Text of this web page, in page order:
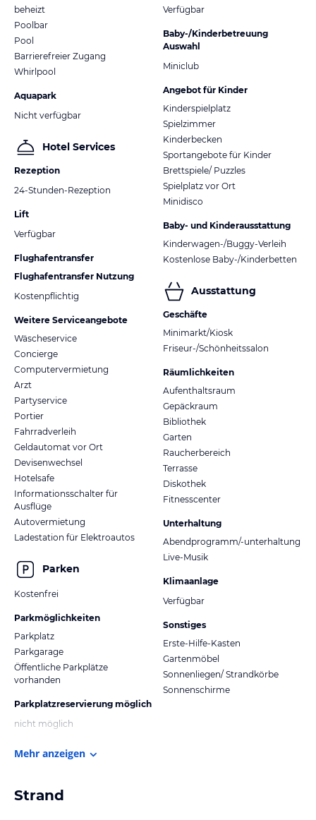
beheizt
Poolbar
Pool
Barrierefreier Zugang
Whirlpool
Aquapark
Nicht verfügbar
Hotel Services
Rezeption
24-Stunden-Rezeption
Lift
Verfügbar
Flughafentransfer
Flughafentransfer Nutzung
Kostenpflichtig
Weitere Serviceangebote
Wäscheservice
Concierge
Computervermietung
Arzt
Partyservice
Portier
Fahrradverleih
Geldautomat vor Ort
Devisenwechsel
Hotelsafe
Informationsschalter für
Ausflüge
Autovermietung
Ladestation für Elektroautos
Parken
Kostenfrei
Parkmöglichkeiten
Parkplatz
Parkgarage
Öffentliche Parkplätze
vorhanden
Parkplatzreservierung möglich
nicht möglich
Verfügbar
Baby-/Kinderbetreuung
Auswahl
Miniclub
Angebot für Kinder
Kinderspielplatz
Spielzimmer
Kinderbecken
Sportangebote für Kinder
Brettspiele/ Puzzles
Spielplatz vor Ort
Minidisco
Baby- und Kinderausstattung
Kinderwagen-/Buggy-Verleih
Kostenlose Baby-/Kinderbetten
Ausstattung
Geschäfte
Minimarkt/Kiosk
Friseur-/Schönheitssalon
Räumlichkeiten
Aufenthaltsraum
Gepäckraum
Bibliothek
Garten
Raucherbereich
Terrasse
Diskothek
Fitnesscenter
Unterhaltung
Abendprogramm/-unterhaltung
Live-Musik
Klimaanlage
Verfügbar
Sonstiges
Erste-Hilfe-Kasten
Gartenmöbel
Sonnenliegen/ Strandkörbe
Sonnenschirme
Mehr anzeigen
Strand